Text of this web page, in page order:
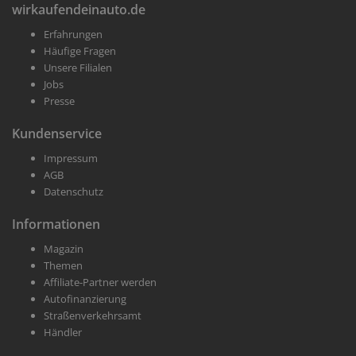
Wir kaufen dein Auto in weniger als einer Stunde
wirkaufendeinauto.de
Erfahrungen
Häufige Fragen
Unsere Filialen
Jobs
Presse
Kundenservice
Impressum
AGB
Datenschutz
Informationen
Magazin
Themen
Affiliate-Partner werden
Autofinanzierung
Straßenverkehrsamt
Händler